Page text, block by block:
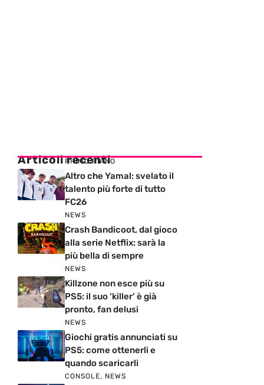
Articoli recenti
PRIMO PIANO
Altro che Yamal: svelato il
talento più forte di tutto
FC26
NEWS
Crash Bandicoot, dal gioco
alla serie Netflix: sarà la
più bella di sempre
NEWS
Killzone non esce più su
PS5: il suo ‘killer’ è già
pronto, fan delusi
NEWS
Giochi gratis annunciati su
PS5: come ottenerli e
quando scaricarli
CONSOLE, NEWS